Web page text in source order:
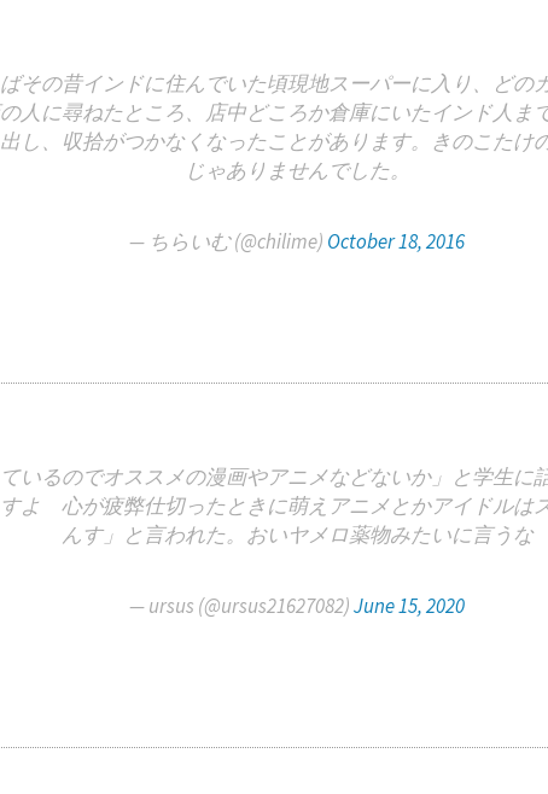
その昔インドに住んでいた頃現地スーパーに入り、どの
人に尋ねたところ、店中どころか倉庫にいたインド人ま
し、収拾がつかなくなったことがあります。きのこたけ
じゃありませんでした。
— ちらいむ (@chilime) October 18, 2016
ているのでオススメの漫画やアニメなどないか」と学生に
よ 心が疲弊仕切ったときに萌えアニメとかアイドルは
んす」と言われた。おいヤメロ薬物みたいに言うな
— ursus (@ursus21627082)June 15, 2020